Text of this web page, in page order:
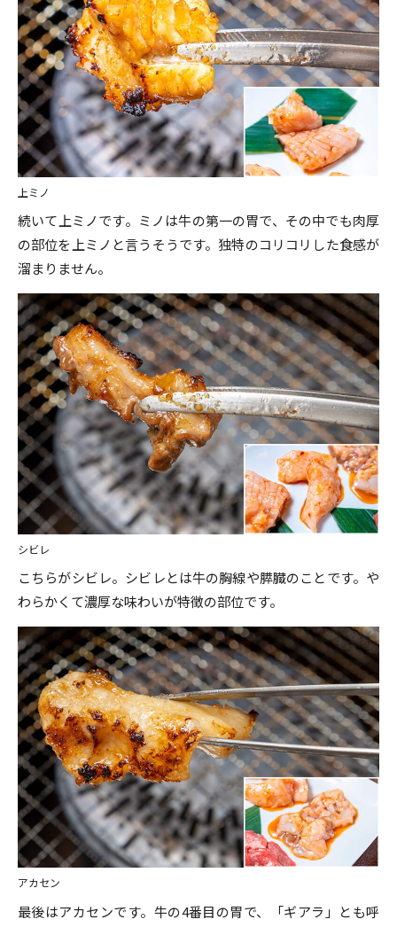
上ミノ
続いて上ミノです。ミノは牛の第一の胃で、その中でも肉厚
の部位を上ミノと言うそうです。独特のコリコリした食感が
溜まりません。
シビレ
こちらがシビレ。シビレとは牛の胸線や膵臓のことです。や
わらかくて濃厚な味わいが特徴の部位です。
アカセン
最後はアカセンです。牛の4番目の胃で、「ギアラ」とも呼